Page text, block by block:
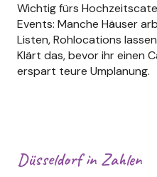
Wichtig fürs
Events: Manche Häuser
Listen, Rohlocations
Klärt das, bevor ihr einen
erspart teure Umplanung.
Düsseldorf in Zahlen